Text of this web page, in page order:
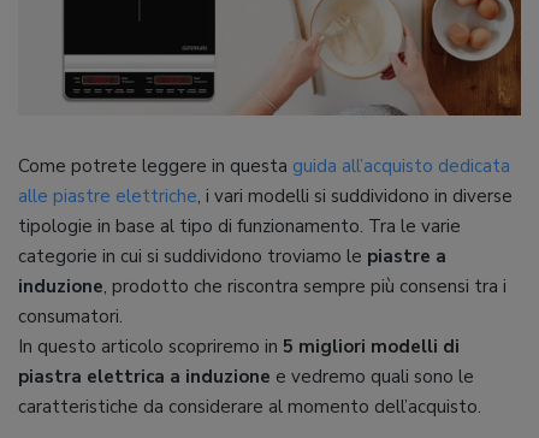
Come potrete leggere in questa guida all’acquisto dedicata
alle piastre elettriche, i vari modelli si suddividono in diverse
tipologie in base al tipo di funzionamento. Tra le varie
categorie in cui si suddividono troviamo le piastre a
induzione, prodotto che riscontra sempre più consensi tra i
consumatori.
In questo articolo scopriremo in 5 migliori modelli di
piastra elettrica a induzione e vedremo quali sono le
caratteristiche da considerare al momento dell’acquisto.